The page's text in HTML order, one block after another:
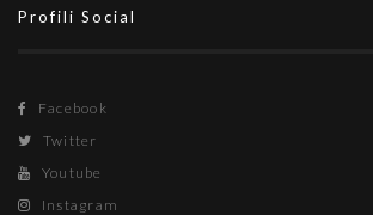
Profili Social
Facebook
Twitter
Youtube
Instagram